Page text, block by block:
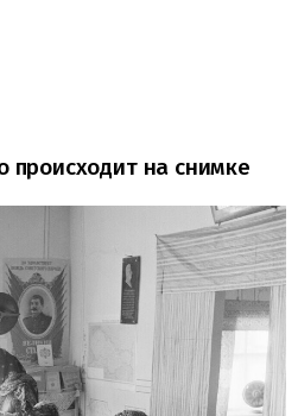
происходит на снимке